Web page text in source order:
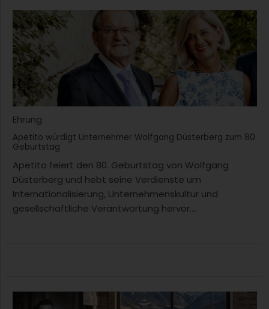
Ehrung
Apetito würdigt Unternehmer Wolfgang Düsterberg zum 80.
Geburtstag
Apetito feiert den 80. Geburtstag von Wolfgang
Düsterberg und hebt seine Verdienste um
Internationalisierung, Unternehmenskultur und
gesellschaftliche Verantwortung hervor....